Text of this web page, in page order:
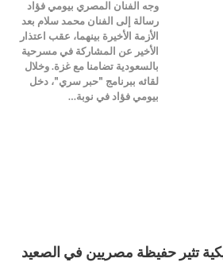
وجه الفنان المصري بيومي فؤاد
رسالة إلى الفنان محمد سلام بعد
الأزمة الأخيرة بينهما، عقب اعتذار
الأخير عن المشاركة في مسرحية
بالسعودية تضامنا مع غزة. وخلال
لقائه ببرنامج "حبر سري"، دخل
بيومي فؤاد في نوبة…
تثير حفيظة مصريين في الصعيد